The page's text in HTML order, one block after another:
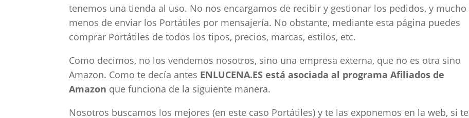
tenemos una tienda al uso. No nos encargamos de recibir y gestionar los pedidos, y mucho
menos de enviar los Portátiles por mensajería. No obstante, mediante esta página puedes
comprar Portátiles de todos los tipos, precios, marcas, estilos, etc.
Como decimos, no los vendemos nosotros, sino una empresa externa, que no es otra sino
Amazon. Como te decía antes ENLUCENA.ES está asociada al programa Afiliados de
Amazon que funciona de la siguiente manera.
Nosotros buscamos los mejores (en este caso Portátiles) y te las exponemos en la web, si te